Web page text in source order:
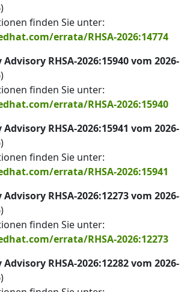
finden Sie unter:
errata/RHSA-2026:14774
RHSA-2026:15940 vom 2026-
finden Sie unter:
errata/RHSA-2026:15940
RHSA-2026:15941 vom 2026-
finden Sie unter:
errata/RHSA-2026:15941
RHSA-2026:12273 vom 2026-
finden Sie unter:
errata/RHSA-2026:12273
RHSA-2026:12282 vom 2026-